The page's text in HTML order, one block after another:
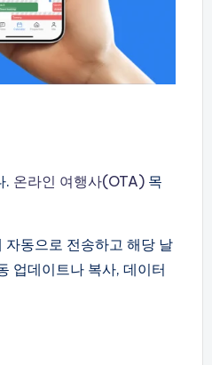
. 온라인 여행사(OTA) 목
동으로 전송하고 해당 날
업데이트나 복사, 데이터